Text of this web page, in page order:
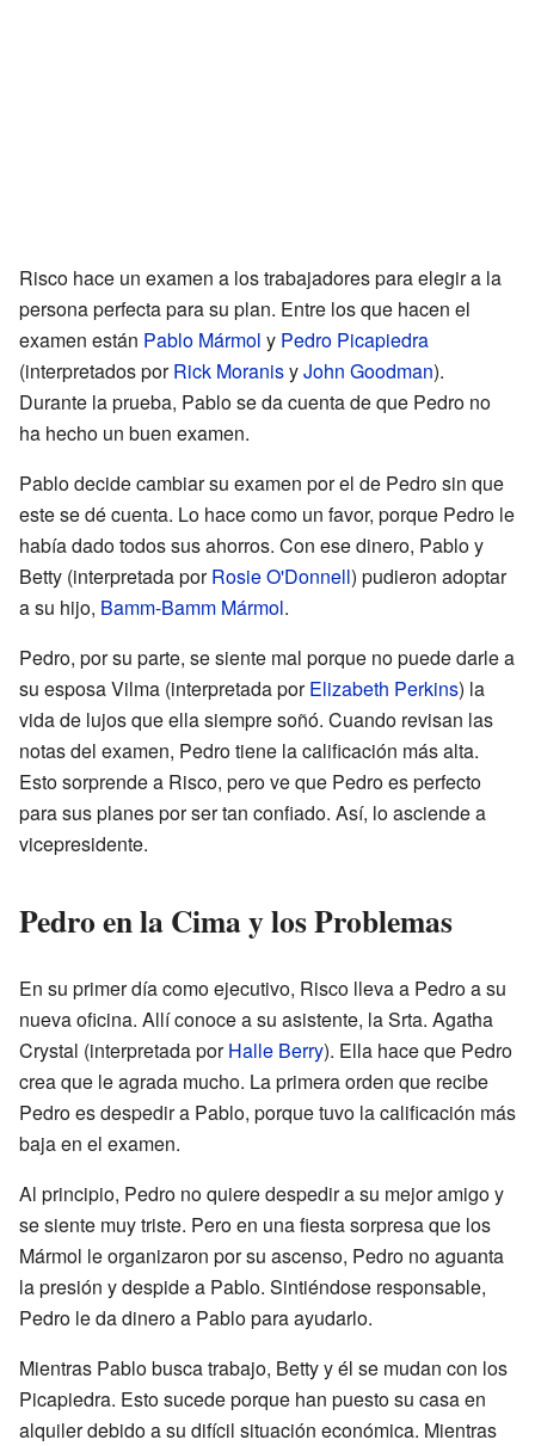
Risco hace un examen a los trabajadores para elegir a la
persona perfecta para su plan. Entre los que hacen el
examen están Pablo Mármol y Pedro Picapiedra
(interpretados porRick MoranisyJohn Goodman).
Durante la prueba, Pablo se da cuenta de que Pedro no
ha hecho un buen examen.
Pablo decide cambiar su examen por el de Pedro sin que
este se dé cuenta. Lo hace como un favor, porque Pedro le
había dado todos sus ahorros. Con ese dinero, Pablo y
Betty (interpretada porRosie O'Donnell) pudieron adoptar
a su hijo, Bamm-Bamm Mármol.
Pedro, por su parte, se siente mal porque no puede darle a
su esposa Vilma (interpretada porElizabeth Perkins) la
vida de lujos que ella siempre soñó. Cuando revisan las
notas del examen, Pedro tiene la calificación más alta.
Esto sorprende a Risco, pero ve que Pedro es perfecto
para sus planes por ser tan confiado. Así, lo asciende a
vicepresidente.
Pedro en la Cima y los Problemas
En su primer día como ejecutivo, Risco lleva a Pedro a su
nueva oficina. Allí conoce a su asistente, la Srta. Agatha
Crystal (interpretada porHalle Berry). Ella hace que Pedro
crea que le agrada mucho. La primera orden que recibe
Pedro es despedir a Pablo, porque tuvo la calificación más
baja en el examen.
Al principio, Pedro no quiere despedir a su mejor amigo y
se siente muy triste. Pero en una fiesta sorpresa que los
Mármol le organizaron por su ascenso, Pedro no aguanta
la presión y despide a Pablo. Sintiéndose responsable,
Pedro le da dinero a Pablo para ayudarlo.
Mientras Pablo busca trabajo, Betty y él se mudan con los
Picapiedra. Esto sucede porque han puesto su casa en
alquiler debido a su difícil situación económica. Mientras